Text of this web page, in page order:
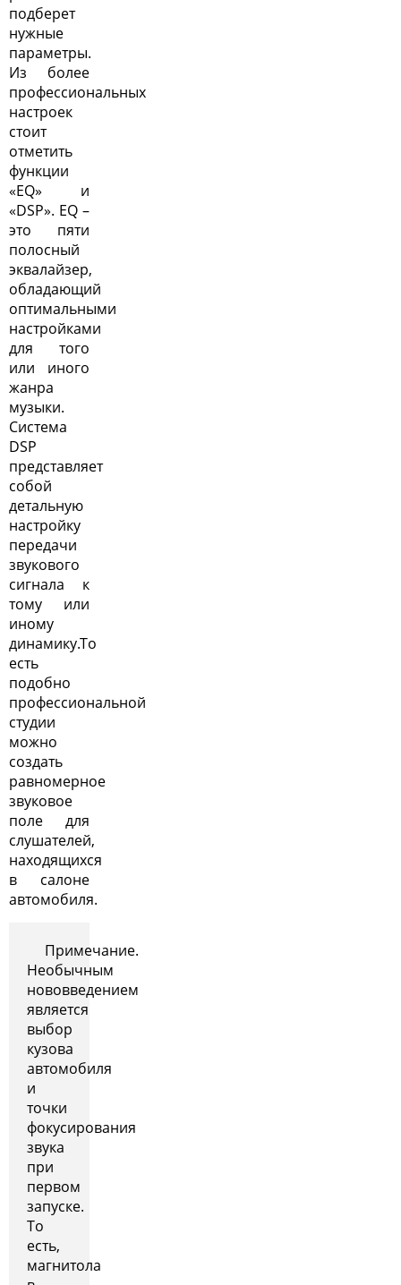
подберет
нужные
параметры.
Из более
профессиональных
настроек
стоит
отметить
функции
«EQ» и
«DSP». EQ –
это пяти
полосный
эквалайзер,
обладающий
оптимальными
настройками
для того
или иного
жанра
музыки.
Система
DSP
представляет
собой
детальную
настройку
передачи
звукового
сигнала к
тому или
иному
динамику.То
есть
подобно
профессиональной
студии
можно
создать
равномерное
звуковое
поле для
слушателей,
находящихся
в салоне
автомобиля.
Примечание.
Необычным
нововведением
является
выбор
кузова
автомобиля
и
точки
фокусирования
звука
при
первом
запуске.
То
есть,
магнитола